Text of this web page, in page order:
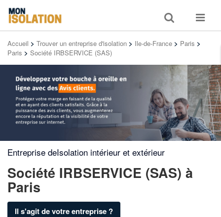
Toggle
search
Toggle
Accueil > Trouver un entreprise d'isolation > Ile-de-France > Paris >
Paris > Société IRBSERVICE (SAS)
Entreprise deIsolation intérieur et extérieur
Société IRBSERVICE (SAS) à
Paris
Il s'agit de votre entreprise ?